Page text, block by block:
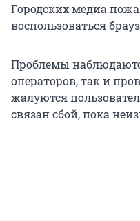
Городских медиа
воспользоваться
Проблемы
операторов, так и
жалуются
связан сбой, пока